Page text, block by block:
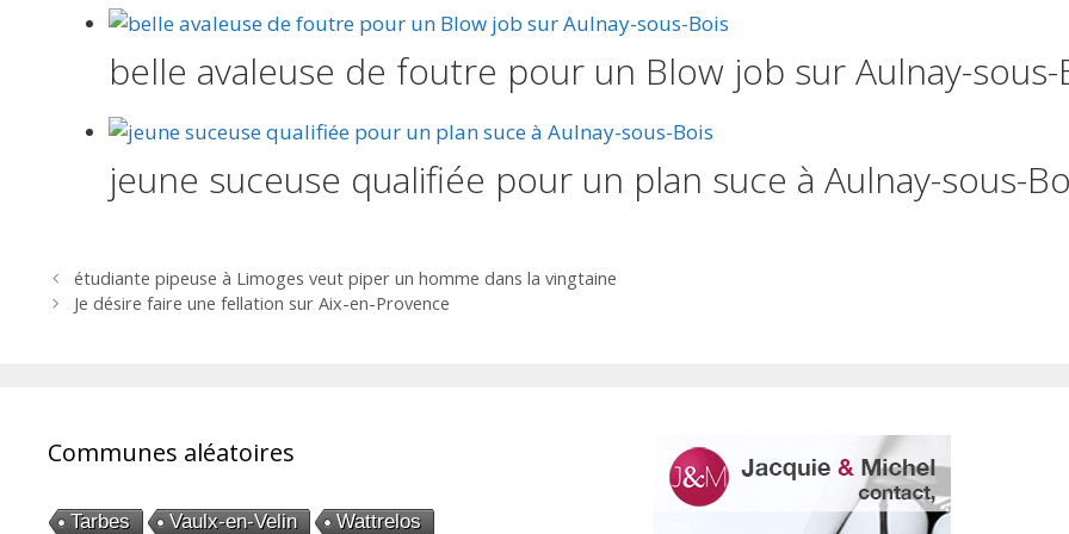
belle avaleuse de foutre pour un Blow job sur Aulnay-sous-
jeune suceuse qualifiée pour un plan suce à Aulnay-sous-
Navigation
des
étudiante pipeuse à Limoges veut piper un homme dans la vingtaine
Je désire faire une fellation sur Aix-en-Provence
Communes aléatoires
Tarbes Vaulx-en-Velin Wattrelos